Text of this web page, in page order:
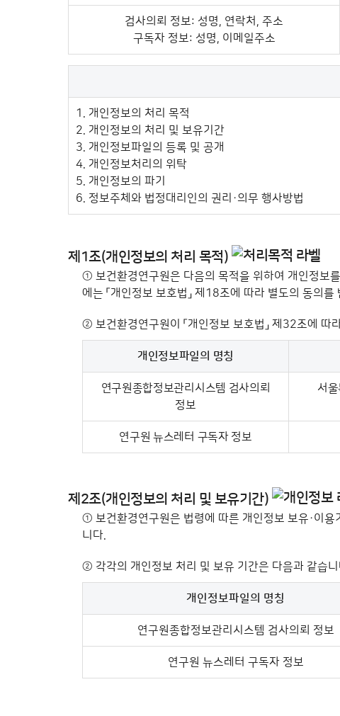
검사의뢰 정보: 성명, 연락처, 주소
구독자 정보: 성명, 이메일주소
개인정보 처리방침 목차를 나타내는 표
1. 개인정보의 처리 목적
2. 개인정보의 처리 및 보유기간
3. 개인정보파일의 등록 및 공개
4. 개인정보처리의 위탁
5. 개인정보의 파기
6. 정보주체와 법정대리인의 권리·의무 행사방법
제1조(개인정보의 처리 목적)
① 보건환경연구원은 다음의 목적을 위하여 개인정보
에는 「개인정보 보호법」 제18조에 따라 별도의 동의
② 보건환경연구원이 「개인정보 보호법」 제32조에
개인정보의 처리 목적 - 개인정보파일 명칭, 운영근거,
개인정보파일의 명칭
연구원종합정보관리시스템 검사의뢰
정보
서
연구원 뉴스레터 구독자 정보
제2조(개인정보의 처리 및 보유기간)
① 보건환경연구원은 법령에 따른 개인정보 보유·이
니다.
② 각각의 개인정보 처리 및 보유 기간은 다음과 같습
개인정보의 처리 및 보유기간 - 개인정보파일 명칭, 수
개인정보파일의 명칭
연구원종합정보관리시스템 검사의뢰 정보
연구원 뉴스레터 구독자 정보